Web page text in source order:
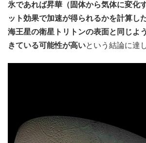
氷であれば昇華（固体から気体に変化
ット効果で加速が得られるかを計算し
海王星の衛星トリトンの表面と同じよ
きている可能性が高いという結論に達